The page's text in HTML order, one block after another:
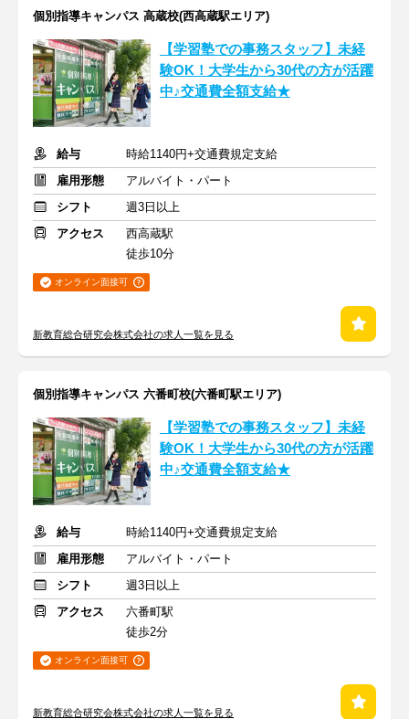
個別指導キャンパス 高蔵校(西高蔵駅エリア)
【学習塾での事務スタッフ】未経
験OK！大学生から30代の方が活躍
中♪交通費全額支給★
給与
時給1140円+交通費規定支給
雇用形態
アルバイト・パート
シフト
週3日以上
アクセス
西高蔵駅
徒歩10分
オンライン面接可
新教育総合研究会株式会社の求人一覧を見る
個別指導キャンパス 六番町校(六番町駅エリア)
【学習塾での事務スタッフ】未経
験OK！大学生から30代の方が活躍
中♪交通費全額支給★
給与
時給1140円+交通費規定支給
雇用形態
アルバイト・パート
シフト
週3日以上
アクセス
六番町駅
徒歩2分
オンライン面接可
新教育総合研究会株式会社の求人一覧を見る